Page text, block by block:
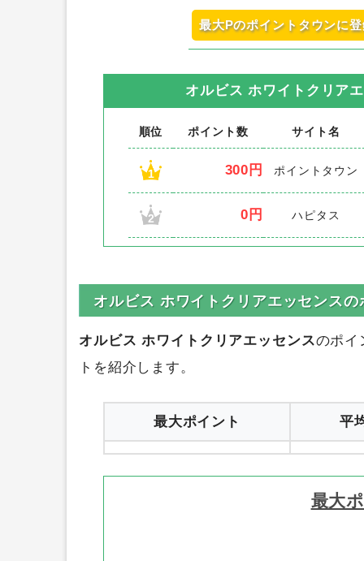
最大Pのポイントタウンに
オルビス ホワイトクリア
順位
1 300円 ポイントタウン
0円 ハピタス
オルビス ホワイトクリアエッセンス
オルビス ホワイトクリアエッセンス
のポ
トを紹介します。
平